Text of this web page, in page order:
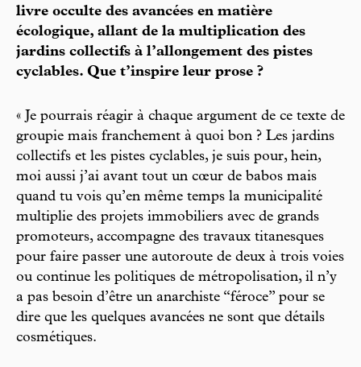
livre occulte des avancées en matière
écologique, allant de la multiplication des
jardins collectifs à l’allongement des pistes
cyclables. Que t’inspire leur prose ?
« Je pourrais réagir à chaque argument de ce texte de
groupie mais franchement à quoi bon ? Les jardins
collectifs et les pistes cyclables, je suis pour, hein,
moi aussi j’ai avant tout un cœur de babos mais
quand tu vois qu’en même temps la municipalité
multiplie des projets immobiliers avec de grands
promoteurs, accompagne des travaux titanesques
pour faire passer une autoroute de deux à trois voies
ou continue les politiques de métropolisation, il n’y
a pas besoin d’être un anarchiste “féroce” pour se
dire que les quelques avancées ne sont que détails
cosmétiques.